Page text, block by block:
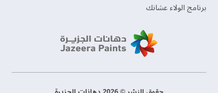
برنامج الولاء عشانك